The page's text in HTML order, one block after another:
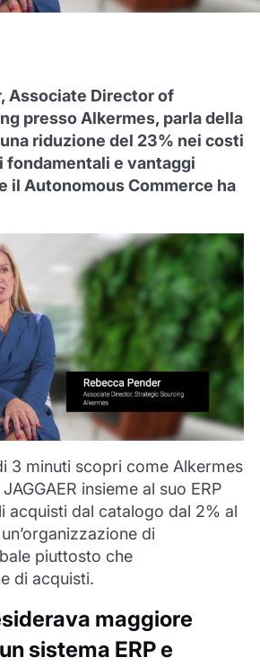
Associate Director of
presso Alkermes, parla della
riduzione del 23% nei costi
fondamentali e vantaggi
il Autonomous Commerce ha
3 minuti scopri come Alkermes
insieme al suo ERP
acquisti dal catalogo dal 2% al
di
piuttosto che
di acquisti.
maggiore
sistema ERP e